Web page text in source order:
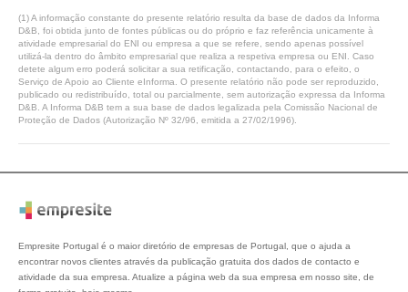
(1) A informação constante do presente relatório resulta da base de dados da Informa
D&B, foi obtida junto de fontes públicas ou do próprio e faz referência unicamente à
atividade empresarial do ENI ou empresa a que se refere, sendo apenas possível
utilizá-la dentro do âmbito empresarial que realiza a respetiva empresa ou ENI. Caso
detete algum erro poderá solicitar a sua retificação, contactando, para o efeito, o
Serviço de Apoio ao Cliente eInforma. O presente relatório não pode ser reproduzido,
publicado ou redistribuído, total ou parcialmente, sem autorização expressa da Informa
D&B. A Informa D&B tem a sua base de dados legalizada pela Comissão Nacional de
Proteção de Dados (Autorização Nº 32/96, emitida a 27/02/1996).
Empresite Portugal é o maior diretório de empresas de Portugal, que o ajuda a
encontrar novos clientes através da publicação gratuita dos dados de contacto e
atividade da sua empresa. Atualize a página web da sua empresa em nosso site, de